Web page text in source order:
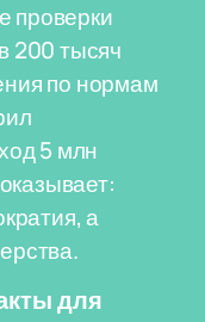
проверки
200 тысяч
по нормам
5 млн
а
для